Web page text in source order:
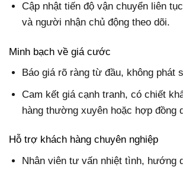
Cập nhật tiến độ vận chuyển liên
và người nhận chủ động theo dõi.
Minh bạch về giá cước
Báo giá rõ ràng từ đầu, không phát
Cam kết giá cạnh tranh, có chiết
hàng thường xuyên hoặc hợp đồng
Hỗ trợ khách hàng chuyên nghiệp
Nhân viên tư vấn nhiệt tình, hướng